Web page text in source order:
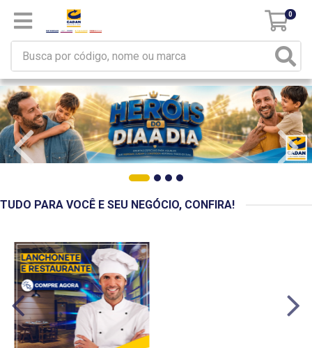
0
TUDO PARA VOCÊ E SEU NEGÓCIO, CONFIRA!